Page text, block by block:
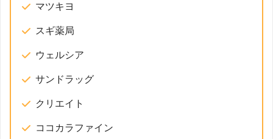
マツキヨ
スギ薬局
ウェルシア
サンドラッグ
クリエイト
ココカラファイン